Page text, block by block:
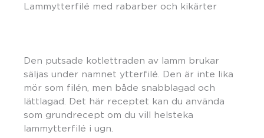
Lammytterfilé med rabarber och kikärter
Den putsade kotlettraden av lamm brukar
säljas under namnet ytterfilé. Den är inte lika
mör som filén, men både snabblagad och
lättlagad. Det här receptet kan du använda
som grundrecept om du vill helsteka
lammytterfilé i ugn.